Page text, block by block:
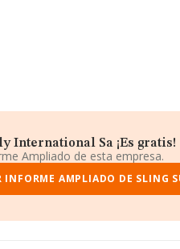
International Sa ¡Es gratis!
Ampliado de esta empresa.
INFORME AMPLIADO DE SLING